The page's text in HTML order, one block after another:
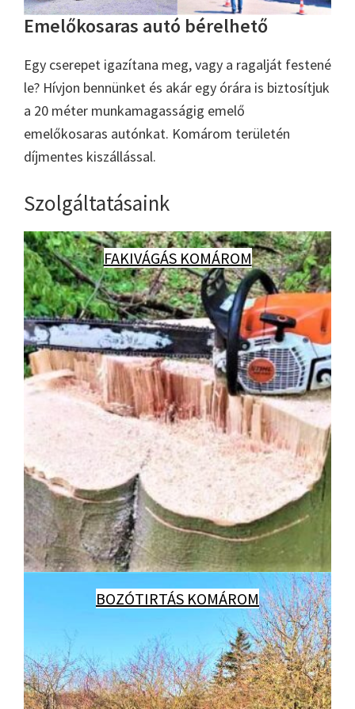
Emelőkosaras autó bérelhető
Egy cserepet igazítana meg, vagy a ragalját festené
le? Hívjon bennünket és akár egy órára is biztosítjuk
a 20 méter munkamagasságig emelő
emelőkosaras autónkat. Komárom területén
díjmentes kiszállással.
Szolgáltatásaink
FAKIVÁGÁS KOMÁROM
BOZÓTIRTÁS KOMÁROM